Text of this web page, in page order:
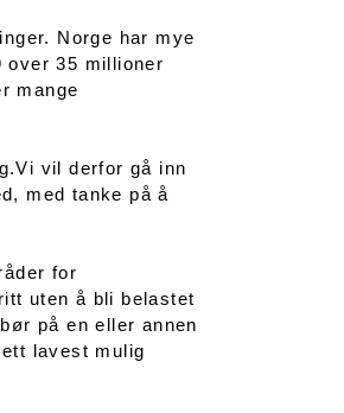
Norge har mye
35 millioner
mange
vil derfor gå inn
med tanke på å
for
uten å bli belastet
på en eller annen
lavest mulig